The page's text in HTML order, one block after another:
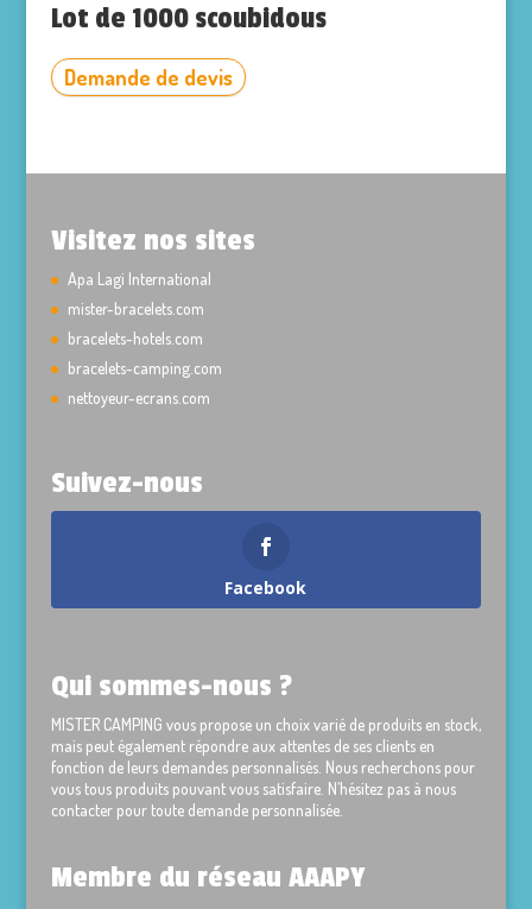
Lot de 1000 scoubidous
Demande de devis
Visitez nos sites
Apa Lagi International
mister-bracelets.com
bracelets-hotels.com
bracelets-camping.com
nettoyeur-ecrans.com
Suivez-nous
Facebook
Qui sommes-nous ?
MISTER CAMPING vous propose un choix varié de produits en stock,
mais peut également répondre aux attentes de ses clients en
fonction de leurs demandes personnalisés. Nous recherchons pour
vous tous produits pouvant vous satisfaire. N’hésitez pas à nous
contacter pour toute demande personnalisée.
Membre du réseau AAAPY